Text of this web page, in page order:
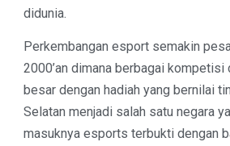
didunia.
Perkembangan esport semakin
2000’an dimana berbagai kompetisi
besar dengan hadiah yang bernilai
Selatan menjadi salah satu negara
masuknya esports terbukti dengan